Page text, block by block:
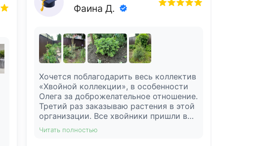
Фаина Д.
Хочется поблагодарить весь коллектив
«Хвойной коллекции», в особенности
Олега за доброжелательное отношение.
Третий раз заказываю растения в этой
организации. Все хвойники пришли в
отличном состоянии, хорошо
Читать полностью